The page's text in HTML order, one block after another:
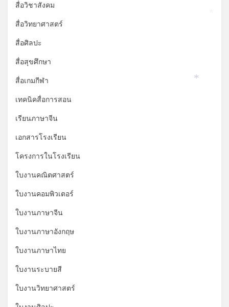
สื่อวิชาสังคม
สื่อวิทยาศาสตร์
สื่อศิลปะ
สื่อสุขศึกษา
สื่อเกมกีฬา
เทคนิคสื่อการสอน
เรียนภาษาจีน
เอกสารโรงเรียน
โครงการในโรงเรียน
ใบงานคณิตศาสตร์
ใบงานคอมพิวเตอร์
ใบงานภาษาจีน
ใบงานภาษาอังกฤษ
ใบงานภาษาไทย
ใบงานระบายสี
ใบงานวิทยาศาสตร์